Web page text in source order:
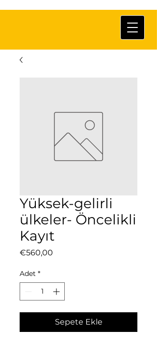
Yüksek-gelirli
ülkeler- Öncelikli
Kayıt
€560,00
Adet *
Sepete Ekle